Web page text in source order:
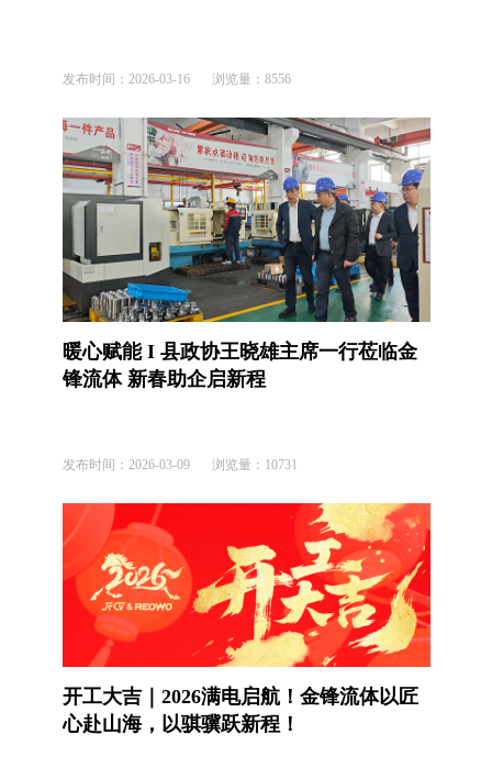
发布时间： 2026-03-16 浏览量： 8556
暖心赋能 I 县政协王晓雄主席一行莅临金
锋流体 新春助企启新程
发布时间： 2026-03-09 浏览量： 10731
开工大吉｜2026满电启航！金锋流体以匠
心赴山海，以骐骥跃新程！